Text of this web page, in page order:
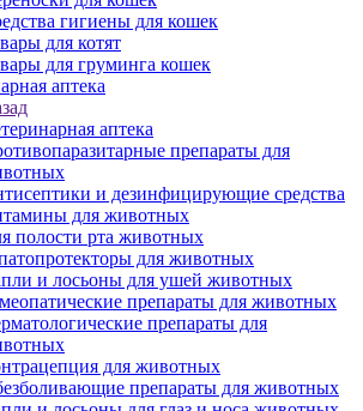
гигиены для кошек
для котят
для груминга кошек
аптека
аптека
препараты для
и дезинфицирующие средства
для животных
полости рта животных
для животных
и лосьоны для ушей животных
препараты для животных
препараты для
для животных
препараты для животных